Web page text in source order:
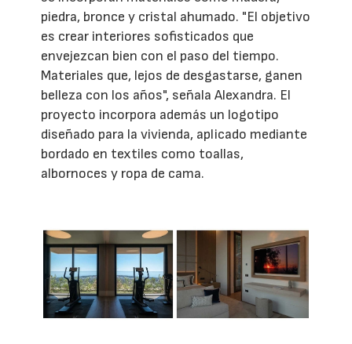
piedra, bronce y cristal ahumado. "El objetivo
es crear interiores sofisticados que
envejezcan bien con el paso del tiempo.
Materiales que, lejos de desgastarse, ganen
belleza con los años", señala Alexandra. El
proyecto incorpora además un logotipo
diseñado para la vivienda, aplicado mediante
bordado en textiles como toallas,
albornoces y ropa de cama.